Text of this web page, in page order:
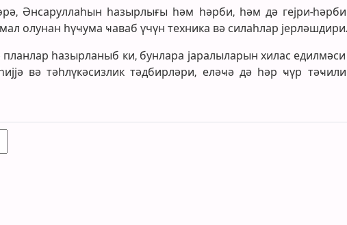
Әнсаруллаһын һазырлығы һәм һәрби, һәм дә гејри-
олунан һүҹума ҹаваб үчүн техника вә силаһлар
планлар һазырланыб ки, бунлара јаралыларын хилас
вә тәһлүкәсизлик тәдбирләри, еләҹә дә һәр ҹүр тәҹили